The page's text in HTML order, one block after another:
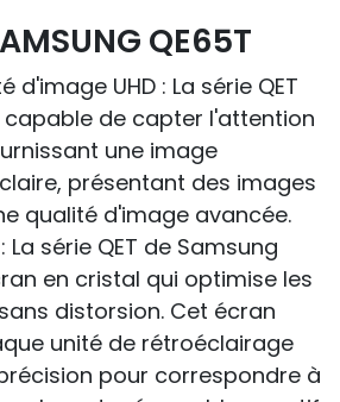
QE65T
d'image UHD : La série QET
capable de capter l'attention
une image
présentant des images
qualité d'image avancée.
série QET de Samsung
en cristal qui optimise les
distorsion. Cet écran
unité de rétroéclairage
pour correspondre à